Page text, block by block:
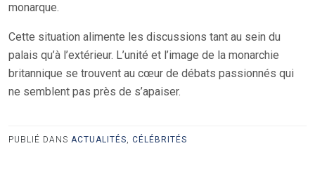
monarque.
Cette situation alimente les discussions tant au sein du
palais qu’à l’extérieur. L’unité et l’image de la monarchie
britannique se trouvent au cœur de débats passionnés qui
ne semblent pas près de s’apaiser.
PUBLIÉ DANS ACTUALITÉS, CÉLÉBRITÉS